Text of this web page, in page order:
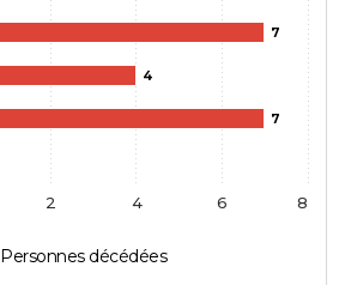
7
4
7
Personnes décédées
2 4 6 8